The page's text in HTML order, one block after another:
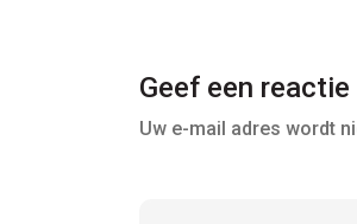
Geef een reactie
Uw e-mail adres wordt